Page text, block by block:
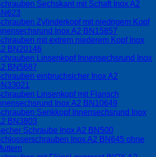
Sechskant mit Schaft Inox A2
Zylinderkopf mit niedrigem Kopf
Inox A2 BN15857
mit extrem niederem Kopf Inox
BN20146
Linsenkopf Innensechsrund Inox
BN5687
einbruchsicher Inox A2
Linsenkopf mit Flansch
Inox A2 BN10649
Senkkopf Innensechsrund Inox
BN3803
Schraube Inox A2 BN500
Inox A2 BN645 ohne